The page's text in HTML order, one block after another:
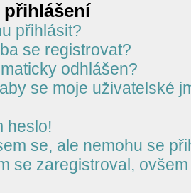
přihlášení
přihlásit?
se registrovat?
odhlášen?
se moje uživatelské
heslo!
se, ale nemohu se
se zaregistroval,